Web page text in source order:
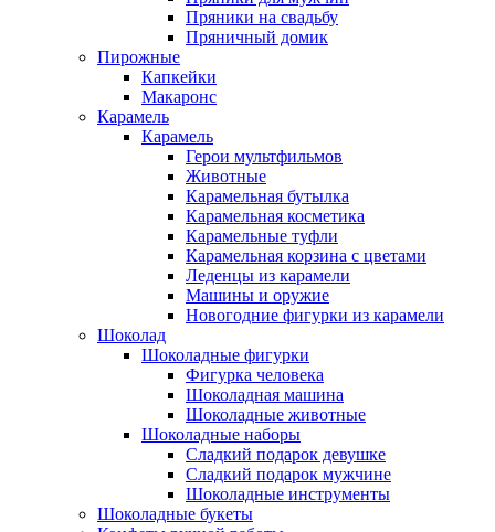
Пряники на свадьбу
Пряничный домик
Пирожные
Капкейки
Макаронс
Карамель
Карамель
Герои мультфильмов
Животные
Карамельная бутылка
Карамельная косметика
Карамельные туфли
Карамельная корзина с цветами
Леденцы из карамели
Машины и оружие
Новогодние фигурки из карамели
Шоколад
Шоколадные фигурки
Фигурка человека
Шоколадная машина
Шоколадные животные
Шоколадные наборы
Сладкий подарок девушке
Сладкий подарок мужчине
Шоколадные инструменты
Шоколадные букеты